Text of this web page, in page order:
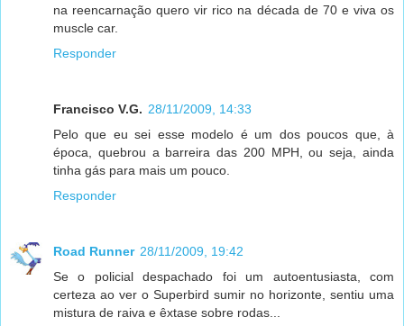
na reencarnação quero vir rico na década de 70 e viva os
muscle car.
Responder
Francisco V.G. 28/11/2009, 14:33
Pelo que eu sei esse modelo é um dos poucos que, à
época, quebrou a barreira das 200 MPH, ou seja, ainda
tinha gás para mais um pouco.
Responder
Road Runner 28/11/2009, 19:42
Se o policial despachado foi um autoentusiasta, com
certeza ao ver o Superbird sumir no horizonte, sentiu uma
mistura de raiva e êxtase sobre rodas...